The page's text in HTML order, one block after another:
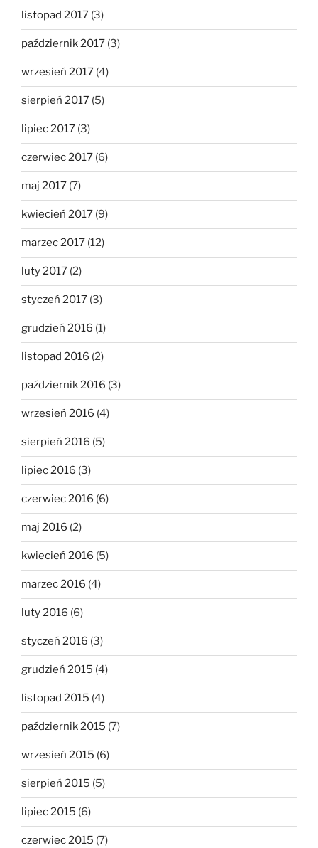
listopad 2017 (3)
październik 2017 (3)
wrzesień 2017 (4)
sierpień 2017 (5)
lipiec 2017 (3)
czerwiec 2017 (6)
maj 2017 (7)
kwiecień 2017 (9)
marzec 2017 (12)
luty 2017 (2)
styczeń 2017 (3)
grudzień 2016 (1)
listopad 2016 (2)
październik 2016 (3)
wrzesień 2016 (4)
sierpień 2016 (5)
lipiec 2016 (3)
czerwiec 2016 (6)
maj 2016 (2)
kwiecień 2016 (5)
marzec 2016 (4)
luty 2016 (6)
styczeń 2016 (3)
grudzień 2015 (4)
listopad 2015 (4)
październik 2015 (7)
wrzesień 2015 (6)
sierpień 2015 (5)
lipiec 2015 (6)
czerwiec 2015 (7)